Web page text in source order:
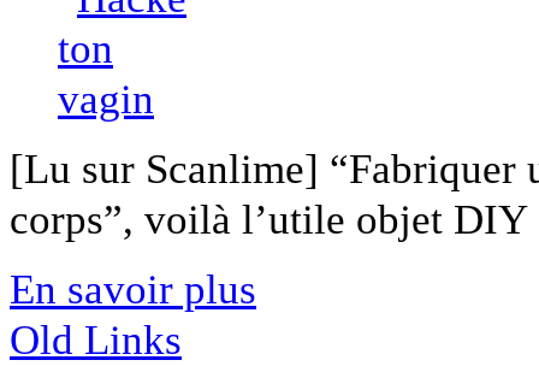
[Lu sur Scanlime] “Fabriquer
corps”, voilà l’utile objet
En savoir plus
Old Links